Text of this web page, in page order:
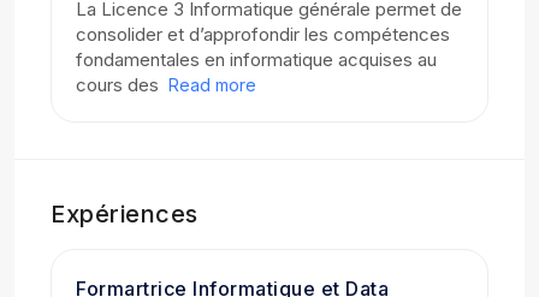
La Licence 3 Informatique générale permet de
consolider et d’approfondir les compétences
fondamentales en informatique acquises au
cours des Read more
Expériences
Formartrice Informatique et Data